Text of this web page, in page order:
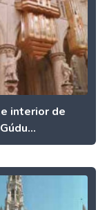
interior de